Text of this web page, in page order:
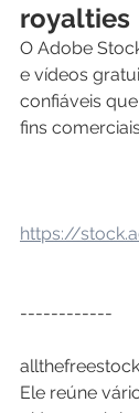
royalties
O Adobe
e vídeos
confiáveis
fins
https://
------------
allthefreestock
Ele reúne